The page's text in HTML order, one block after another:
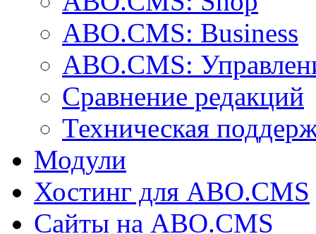
ABO.CMS: Business
ABO.CMS:
Сравнение редакций
Техническая
Модули
Хостинг для ABO.CMS
Сайты на ABO.CMS